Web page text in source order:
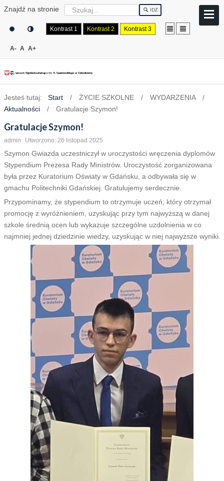
Znajdź na stronie IDŹ
Kontrast 1 Kontrast 2 Kontrast 3
A- A A+
Jesteś tutaj: Start / ŻYCIE SZKOLNE / WYDARZENIA
/
Aktualności
/ Gratulacje Szymon!
Gratulacje Szymon!
admin Utworzono: 26 listopad 2025
Szymon Gwiazda uczestniczył w uroczystości wręczenia dyplomów
Stypendium Prezesa Rady Ministrów. Uroczystość zorganizowana
była przez Kuratorium Oświaty w Gdańsku, a odbywała się w
gmachu Politechniki Gdańskiej. Gratulujemy serdecznie.
Przypominamy, że stypendium to otrzymuje uczeń, który otrzymał
promocję z wyróżnieniem, uzyskując przy tym najwyższą w danej
szkole średnią ocen lub wykazuje szczególne uzdolnienia w co
najmniej jednej dziedzinie wiedzy, uzyskując w niej najwyższe wyniki.